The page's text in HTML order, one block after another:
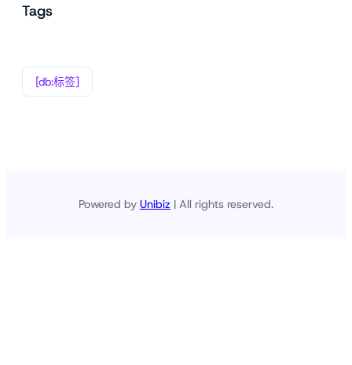
Tags
[db:标签]
Powered by Unibiz | All rights reserved.